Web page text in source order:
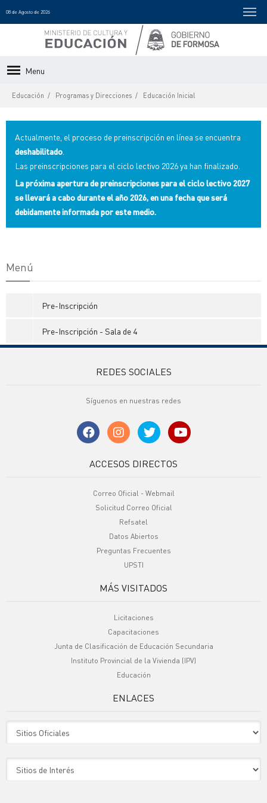
08 de Agosto de 2026
Menu
Educación Programas y Direcciones Educación Inicial
Actualmente, el proceso de preinscripción en línea se encuentra
deshabilitado
Las preinscripciones para el ciclo lectivo 2026 ya han finalizado.
La próxima apertura de preinscripciones para el ciclo lectivo 2027
se llevará a cabo durante el año 2026, en una fecha que será
debidamente informada por este medio.
Menú
Pre-Inscripción
Pre-Inscripción - Sala de 4
REDES SOCIALES
Síguenos en nuestras redes
ACCESOS DIRECTOS
Correo Oficial - Webmail
Solicitud Correo Oficial
Refsatel
Datos Abiertos
Preguntas Frecuentes
UPSTI
MÁS VISITADOS
Licitaciones
Capacitaciones
Junta de Clasificación de Educación Secundaria
Instituto Provincial de la Vivienda (IPV)
Educación
ENLACES